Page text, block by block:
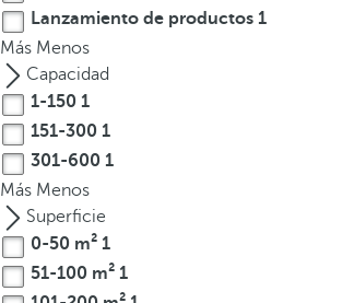
t
e
c
l
a
d
e
f
l
e
c
Lanzamiento de productos 1
Más Menos
Capacidad
1-150 1
151-300 1
301-600 1
Más Menos
Superficie
0-50 m² 1
51-100 m² 1